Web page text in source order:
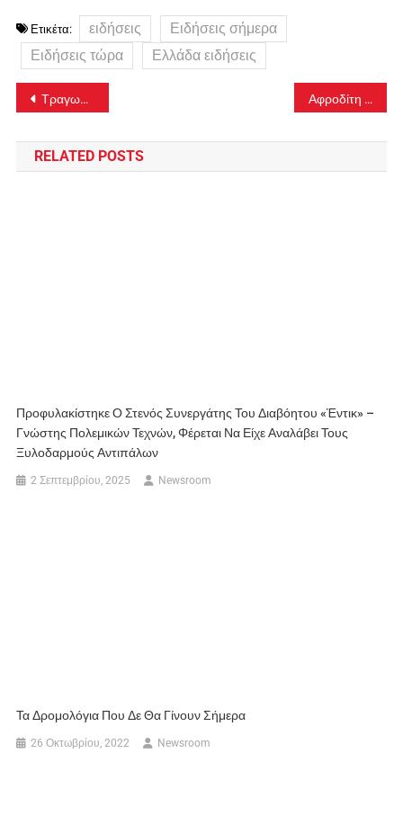
Ετικέτα: ειδήσεις
Ειδήσεις σήμερα
Ειδήσεις τώρα
Ελλάδα ειδήσεις
Πλοήγηση
άρθρων
Τραγωδία στο Ωραιόκαστρο: Στο δωμάτιο κοντά στο παράθυρο βρέθηκε η δεύτερη σορός που πιθανολογείται ότι είναι του 12χρονου Αφροδίτη Νέστορα για την εμπρηστική επίθεση στο σπίτι της: «Απάνθρωπο, τυφλό τρομοκρατικό χτύπημα»
RELATED POSTS
Προφυλακίστηκε Ο Στενός Συνεργάτης Του Διαβόητου «Έντικ» –
Γνώστης Πολεμικών Τεχνών, Φέρεται Να Είχε Αναλάβει Τους
Ξυλοδαρμούς Αντιπάλων
2 Σεπτεμβρίου, 2025 Newsroom
Τα Δρομολόγια Που Δε Θα Γίνουν Σήμερα
26 Οκτωβρίου, 2022 Newsroom